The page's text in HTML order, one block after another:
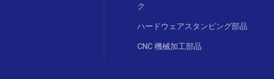
ク
ハードウェアスタンピング部品
CNC 機械加工部品